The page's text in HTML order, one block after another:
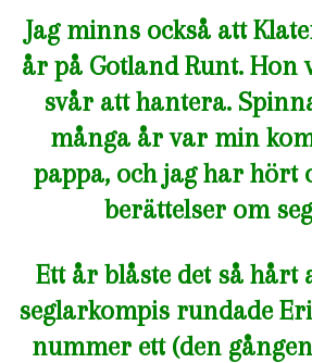
Jag minns också att
år på Gotland Runt. Hon
svår att hantera.
många år var min
pappa, och jag har hört
berättelser om
Ett år blåste det så hårt
seglarkompis rundade
nummer ett (den